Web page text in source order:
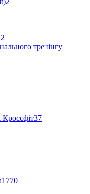
2
тренінгу
Кроссфіт37
1770